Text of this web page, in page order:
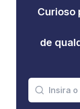
Curioso
de